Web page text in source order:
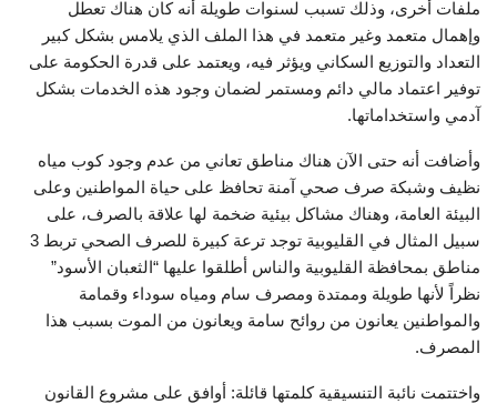
ملفات أخرى، وذلك تسبب لسنوات طويلة أنه كان هناك تعطل
وإهمال متعمد وغير متعمد في هذا الملف الذي يلامس بشكل كبير
التعداد والتوزيع السكاني ويؤثر فيه، ويعتمد على قدرة الحكومة على
توفير اعتماد مالي دائم ومستمر لضمان وجود هذه الخدمات بشكل
آدمي واستخداماتها.
وأضافت أنه حتى الآن هناك مناطق تعاني من عدم وجود كوب مياه
نظيف وشبكة صرف صحي آمنة تحافظ على حياة المواطنين وعلى
البيئة العامة، وهناك مشاكل بيئية ضخمة لها علاقة بالصرف، على
سبيل المثال في القليوبية توجد ترعة كبيرة للصرف الصحي تربط 3
مناطق بمحافظة القليوبية والناس أطلقوا عليها “الثعبان الأسود”
نظراً لأنها طويلة وممتدة ومصرف سام ومياه سوداء وقمامة
والمواطنين يعانون من روائح سامة ويعانون من الموت بسبب هذا
المصرف.
واختتمت نائبة التنسيقية كلمتها قائلة: أوافق على مشروع القانون